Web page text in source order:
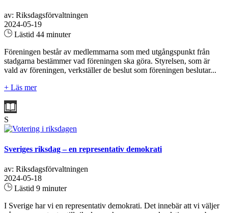
av: Riksdagsförvaltningen
2024-05-19
Lästid 44 minuter
Föreningen består av medlemmarna som med utgångspunkt från
stadgarna bestämmer vad föreningen ska göra. Styrelsen, som är
vald av föreningen, verkställer de beslut som föreningen beslutar...
+ Läs mer
S
Sveriges riksdag – en representativ demokrati
av: Riksdagsförvaltningen
2024-05-18
Lästid 9 minuter
I Sverige har vi en representativ demokrati. Det innebär att vi väljer